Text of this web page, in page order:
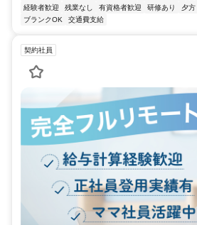
経験者歓迎
残業なし 有資格者歓迎 研修あり 夕方
ブランクOK
交通費支給
契約社員